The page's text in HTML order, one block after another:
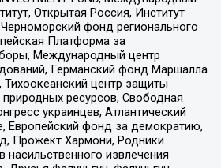
Открытая Россия, Институт
фонд регионального
Платформа за
Международный центр
Германский фонд Маршалла
центр защиты
ресурсов, Свободная
украинцев, Атлантический
Европейский фонд за демократию,
Прожект Хармони, Родники
насильственного извлечения